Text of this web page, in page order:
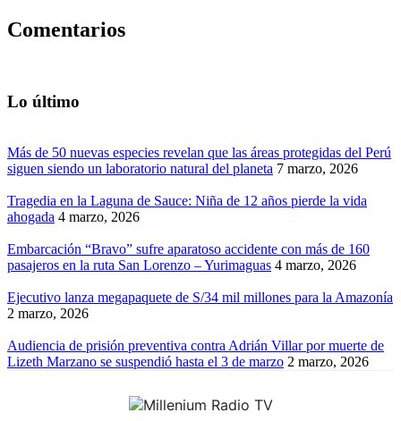
Comentarios
Lo último
Más de 50 nuevas especies revelan que las áreas protegidas del Perú
siguen siendo un laboratorio natural del planeta 7 marzo, 2026
Tragedia en la Laguna de Sauce: Niña de 12 años pierde la vida
ahogada 4 marzo, 2026
Embarcación “Bravo” sufre aparatoso accidente con más de 160
pasajeros en la ruta San Lorenzo – Yurimaguas 4 marzo, 2026
Ejecutivo lanza megapaquete de S/34 mil millones para la Amazonía
2 marzo, 2026
Audiencia de prisión preventiva contra Adrián Villar por muerte de
Lizeth Marzano se suspendió hasta el 3 de marzo 2 marzo, 2026